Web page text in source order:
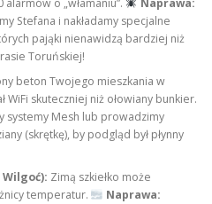
alarmów o „włamaniu”.
Naprawa:
Stefana i nakładamy specjalne
pająki nienawidzą bardziej niż
Toruńskiej!
beton Twojego mieszkania w
WiFi skuteczniej niż ołowiany bunkier.
systemy Mesh lub prowadzimy
(skrętkę), by podgląd był płynny
Zimą szkiełko może
temperatur.
Naprawa: